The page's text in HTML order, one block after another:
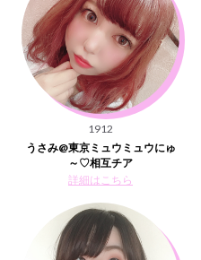
1912
うさみ@東京ミュウミュウにゅ
～♡相互チア
詳細はこちら